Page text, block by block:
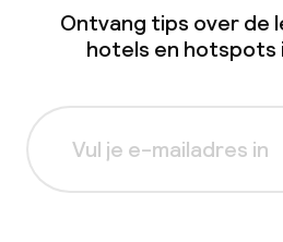
Ontvang tips over de
hotels en hotspots